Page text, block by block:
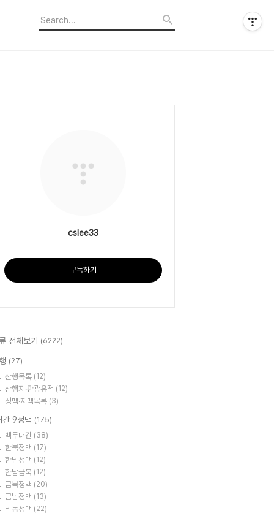
cslee33
구독하기
전체보기 (6222)
(27)
산행목록 (12)
산행지·관광유적 (12)
정맥·지맥목록 (3)
간 9정맥 (175)
백두대간 (38)
한북정맥 (17)
한남정맥 (12)
한남금북 (12)
금북정맥 (20)
금남정맥 (13)
낙동정맥 (22)